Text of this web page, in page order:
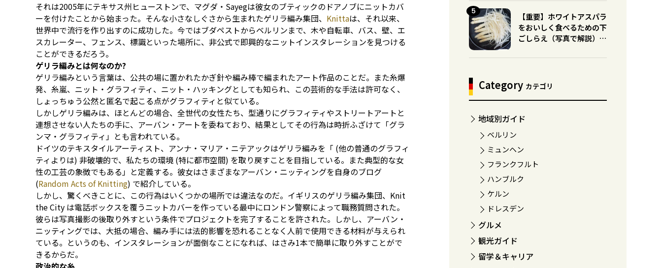
それは2005年にテキサス州ヒューストンで、マグダ・Sayegは彼女のブティックのドアノブにニットカバ
ーを付けたことから始まった。そんな小さなしぐさから生まれたゲリラ編み集団、 Knittaは、それ以来、
世界中で流行を作り出すのに成功した。今ではブダペストからベルリンまで、木や自転車、バス、壁、エ
スカレーター、フェンス、標識といった場所に、非公式で即興的なニットインスタレーションを見つける
ことができるだろう。
ゲリラ編みとは何なのか?
ゲリラ編みという言葉は、公共の場に置かれたかぎ針や編み棒で編まれたアート作品のことだ。また糸爆
発、糸嵐、ニット・グラフィティ、ニット・ハッキングとしても知られ、この芸術的な手法は許可なく、
しょっちゅう公然と匿名で起こる点がグラフィティと似ている。
しかしゲリラ編みは、ほとんどの場合、全世代の女性たち、型通りにグラフィティやストリートアートと
連想させない人たちの手に、アーバン・アートを委ねており、結果としてその行為は時折ふざけて「グラ
ンマ・グラフィティ」とも言われている。
ドイツのテキスタイルアーティスト、アンナ・マリア・ニテアックはゲリラ編みを「 (他の普通のグラフィ
ティよりは) 非破壊的で、私たちの環境 (特に都市空間) を取り戻すことを目指している。また典型的な女
性の工芸の象徴でもある」と定義する。彼女はさまざまなアーバン・ニッティングを自身のブログ
(Random Acts of Knitting) で紹介している。
しかし、驚くべきことに、この行為はいくつかの場所では違法なのだ。イギリスのゲリラ編み集団、Knit
the City は電話ボックスを覆うニットカバーを作っている最中にロンドン警察によって職務質問された。
彼らは写真撮影の後取り外すという条件でプロジェクトを完了することを許された。しかし、アーバン・
ニッティングでは、大抵の場合、編み手には法的影響を恐れることなく人前で使用できる材料が与えられ
ている。というのも、インスタレーションが面倒なことになれば、はさみ1本で簡単に取り外すことがで
きるからだ。
【重要】ホワイトアスパラ
をおいしく食べるための下
ごしらえ（写真で解説）※
Category カテゴリ
地域別ガイド
ベルリン
ミュンヘン
フランクフルト
ハンブルク
ケルン
ドレスデン
グルメ
観光ガイド
留学＆キャリア